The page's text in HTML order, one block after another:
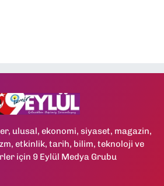
ulusal, ekonomi, siyaset, magazin,
etkinlik, tarih, bilim, teknoloji ve
için 9 Eylül Medya Grubu